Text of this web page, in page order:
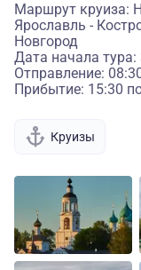
Маршрут круиза:
Ярославль -
Новгород
Дата начала тура:
Отправление:
Прибытие: 15:30
Круизы